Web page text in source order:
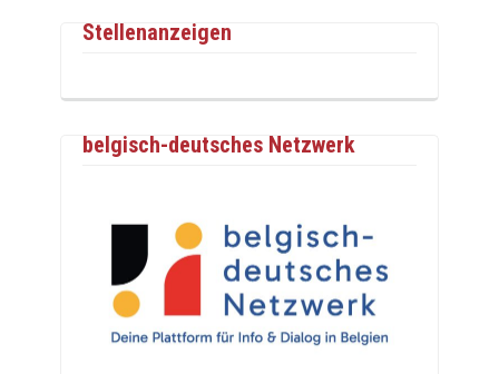
Stellenanzeigen
belgisch-deutsches Netzwerk